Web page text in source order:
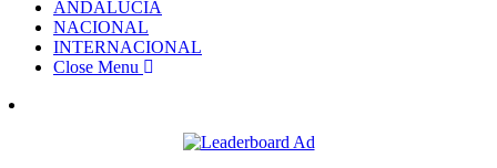
ANDALUCÍA
NACIONAL
INTERNACIONAL
Close Menu